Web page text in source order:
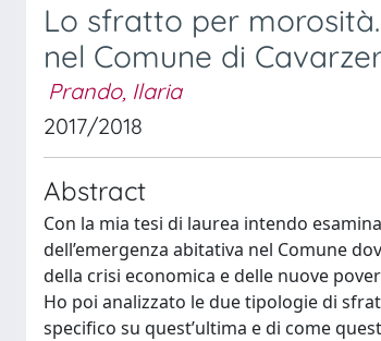
Lo sfratto per
nel Comune di
Prando, Ilaria
2017/2018
Abstract
Con la mia tesi di laurea intendo
dell’emergenza abitativa nel Comune
della crisi economica e delle nuove
Ho poi analizzato le due tipologie di
specifico su quest’ultima e di come